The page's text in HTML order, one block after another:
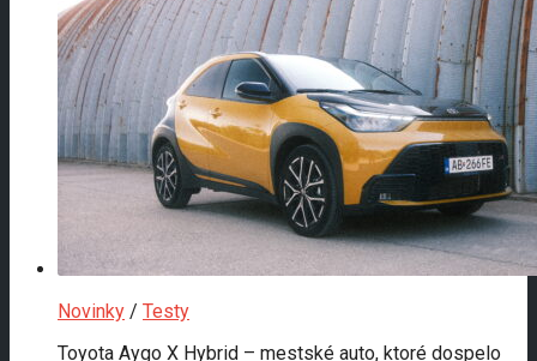
Novinky / Testy
Toyota Aygo X Hybrid – mestské auto, ktoré dospelo